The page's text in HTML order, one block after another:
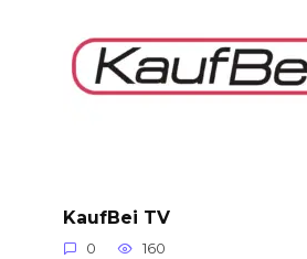
KaufBei TV
0 160